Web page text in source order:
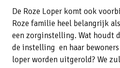
De Roze Loper komt ook
Roze familie heel belangrijk
een zorginstelling. Wat houdt
de instelling en haar
loper worden uitgerold? We